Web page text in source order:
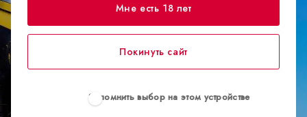
Мне есть 18 лет
Покинуть сайт
Запомнить выбор на этом устройстве
бунт на сцене